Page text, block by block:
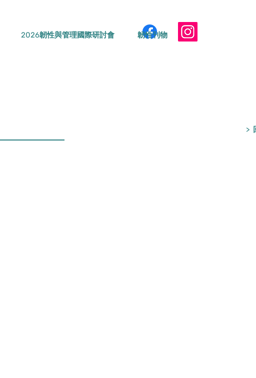
2026韌性與管理國際研討會 韌性刊物
>